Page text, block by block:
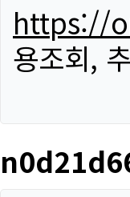
https://
용조회,